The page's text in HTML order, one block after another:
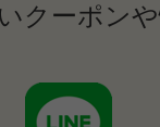
クーポン